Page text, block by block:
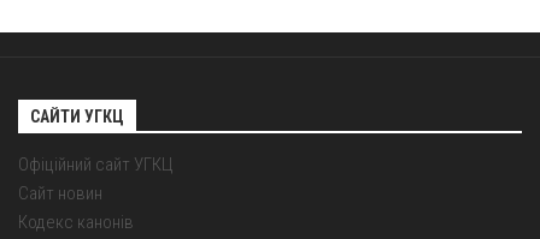
САЙТИ УГКЦ
Офіційний сайт УГКЦ
Сайт новин
Кодекс канонів